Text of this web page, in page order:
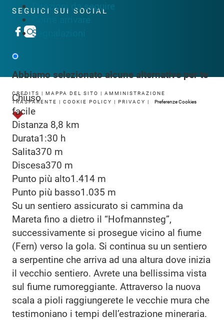
Direzioni da seguire
Segnalazioni
Abbiamo selezionato alcune alternative per te
Chiuso
facile
Distanza 8,8 km
Durata1:30 h
Salita370 m
Discesa370 m
Punto più alto1.414 m
Punto più basso1.035 m
Su un sentiero assicurato si cammina da
Mareta fino a dietro il “Hofmannsteg”,
successivamente si prosegue vicino al fiume
(Fern) verso la gola. Si continua su un sentiero
a serpentine che arriva ad una altura dove inizia
il vecchio sentiero. Avrete una bellissima vista
sul fiume rumoreggiante. Attraverso la nuova
scala a pioli raggiungerete le vecchie mura che
testimoniano i tempi dell’estrazione mineraria.
SEGUICI SUI SOCIAL
CREDITS | MAPPA DEL SITO | AMMINISTRAZIONE
TRASPARENTE | COOKIE POLICY | PRIVACY | Preferenze Cookies